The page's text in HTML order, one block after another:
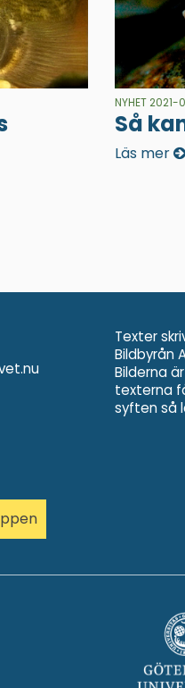
NYHET
Så
Läs mer
Texter
Bildbyrån
Bilderna
texterna
syften så